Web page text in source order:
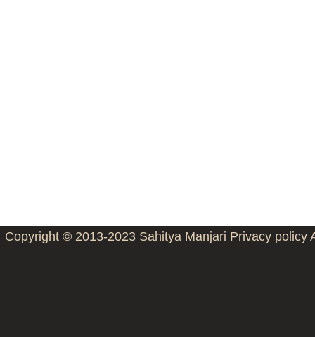
Copyright © 2013-2023 Sahitya Manjari Privacy policy